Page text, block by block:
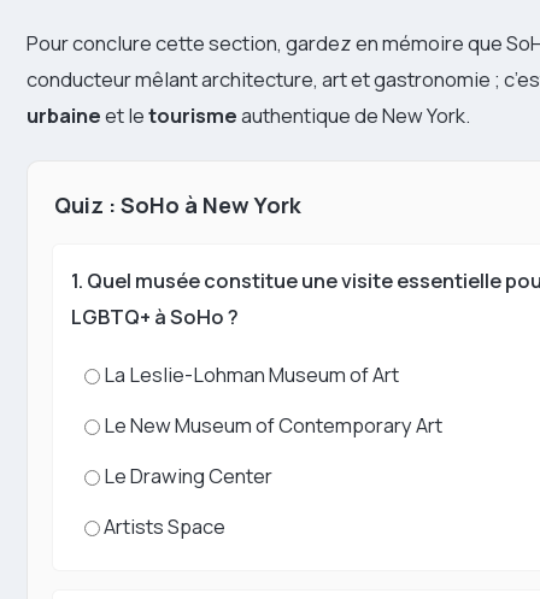
Pour conclure cette section, gardez en mémoire que
conducteur mêlant architecture, art et gastronomie ;
urbaineet letourismeauthentique de New York.
Quiz : SoHo à New York
1. Quel musée constitue une visite essentielle
LGBTQ+ à SoHo ?
La Leslie-Lohman Museum of Art
Le New Museum of Contemporary Art
Le Drawing Center
Artists Space